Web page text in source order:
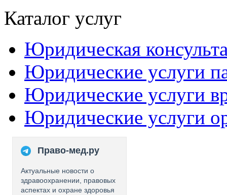
Каталог услуг
Юридическая
Юридические услуги
Юридические услуги
Юридические услуги
Право-мед.ру
Актуальные новости о
здравоохранении, правовых
аспектах и охране здоровья